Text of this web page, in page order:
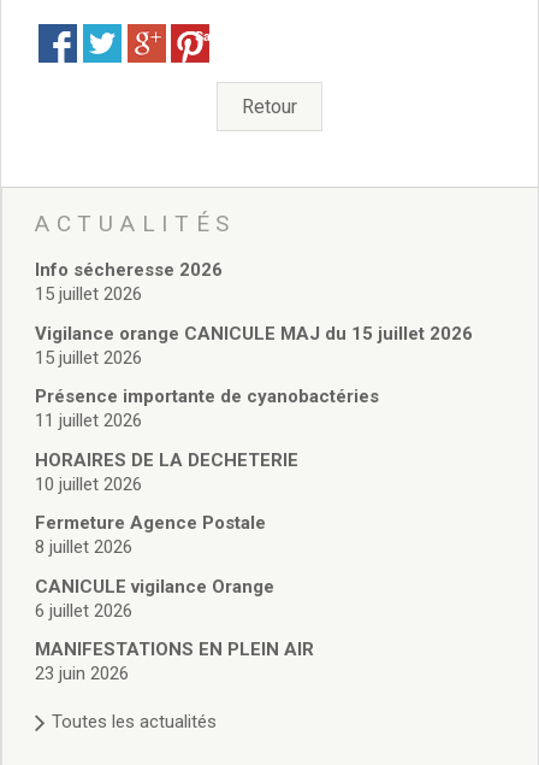
Cadastre
Plan Local d’Urbanisme intercommunal
Conseils municipaux
Règlement du conseil municipal
Déliberations 2026
Délibérations 2025
Délibérations 2024
Délibérations 2023
Délibérations 2021
Délibérations 2019
Délibérations 2018
Délibérations 2017
Délibérations 2016
Délibérations 2015
Délibérations 2014
Délibérations 2013
Délibérations 2012
Délibérations 2010
Save
Retour
ACTUALITÉS
Info sécheresse 2026
15 juillet 2026
Vigilance orange CANICULE MAJ du 15 juillet 2026
15 juillet 2026
Présence importante de cyanobactéries
11 juillet 2026
HORAIRES DE LA DECHETERIE
10 juillet 2026
Fermeture Agence Postale
8 juillet 2026
CANICULE vigilance Orange
6 juillet 2026
MANIFESTATIONS EN PLEIN AIR
23 juin 2026
Toutes les actualités